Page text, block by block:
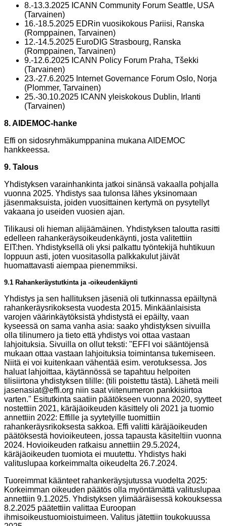
8.-13.3.2025 ICANN Community Forum Seattle, USA
(Tarvainen)
16.-18.5.2025 EDRin vuosikokous Pariisi, Ranska
(Romppainen, Tarvainen)
12.-14.5.2025 EuroDIG Strasbourg, Ranska
(Romppainen, Tarvainen)
9.-12.6.2025 ICANN Policy Forum Praha, Tšekki
(Tarvainen)
23.-27.6.2025 Internet Governance Forum Oslo, Norja
(Plommer, Tarvainen)
25.-30.10.2025 ICANN yleiskokous Dublin, Irlanti
(Tarvainen)
8. AIDEMOC-hanke
Effi on sidosryhmäkumppanina mukana AIDEMOC
hankkeessa.
9. Talous
Yhdistyksen varainhankinta jatkoi sinänsä vakaalla pohjalla
vuonna 2025. Yhdistys saa tulonsa lähes yksinomaan
jäsenmaksuista, joiden vuosittainen kertymä on pysytellyt
vakaana jo useiden vuosien ajan.
Tilikausi oli hieman alijäämäinen. Yhdistyksen taloutta rasitti
edelleen rahankeräysoikeudenkäynti, josta valitettiin
EIT:hen. Yhdistyksellä oli yksi palkattu työntekijä huhtikuun
loppuun asti, joten vuositasolla palkkakulut jäivät
huomattavasti aiempaa pienemmiksi.
9.1 Rahankeräystutkinta ja -oikeudenkäynti
Yhdistys ja sen hallituksen jäseniä oli tutkinnassa epäiltynä
rahankeräysrikoksesta vuodesta 2015. Minkäänlaisista
varojen väärinkäytöksistä yhdistystä ei epäilty, vaan
kyseessä on sama vanha asia: saako yhdistyksen sivuilla
olla tilinumero ja tieto että yhdistys voi ottaa vastaan
lahjoituksia. Sivuilla on ollut teksti: "EFFI voi sääntöjensä
mukaan ottaa vastaan lahjoituksia toimintansa tukemiseen.
Niitä ei voi kuitenkaan vähentää esim. verotuksessa. Jos
haluat lahjoittaa, käytännössä se tapahtuu helpoiten
tilisiirtona yhdistyksen tilille: (tili poistettu tästä). Lähetä meili
jasenasiat@effi.org niin saat viitenumeron pankkisiirtoa
varten." Esitutkinta saatiin päätökseen vuonna 2020, syytteet
nostettiin 2021, käräjäoikeuden käsittely oli 2021 ja tuomio
annettiin 2022: Effille ja syytetyille tuomittiin
rahankeräysrikoksesta sakkoa. Effi valitti käräjäoikeuden
päätöksestä hovioikeuteen, jossa tapausta käsiteltiin vuonna
2024. Hovioikeuden ratkaisu annettiin 29.5.2024,
käräjäoikeuden tuomiota ei muutettu. Yhdistys haki
valituslupaa korkeimmalta oikeudelta 26.7.2024.
Tuoreimmat käänteet rahankeräysjutussa vuodelta 2025:
Korkeimman oikeuden päätös olla myöntämättä valituslupaa
annettiin 9.1.2025. Yhdistyksen ylimääräisessä kokouksessa
8.2.2025 päätettiin valittaa Euroopan
ihmisoikeustuomioistuimeen. Valitus jätettiin toukokuussa